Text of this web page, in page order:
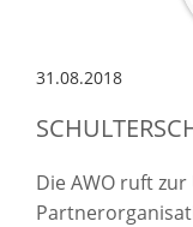
31.08.2018
Die AWO ruft